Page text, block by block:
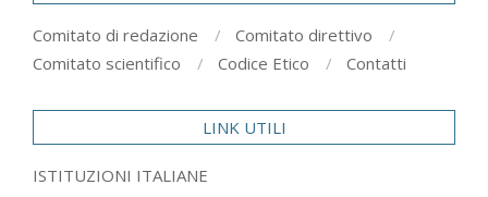
Comitato di redazione
Comitato direttivo
Comitato scientifico
Codice Etico Contatti
LINK UTILI
ISTITUZIONI ITALIANE